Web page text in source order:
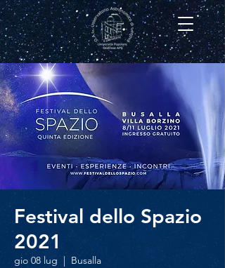
Festival dello Spazio
2021
gio 08 lug
  |
Busalla